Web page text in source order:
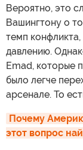
Вероятно, это
Вашингтону о
темп
давлению.
Emad, которые
было легче
арсенале. То
Почему
этот вопрос